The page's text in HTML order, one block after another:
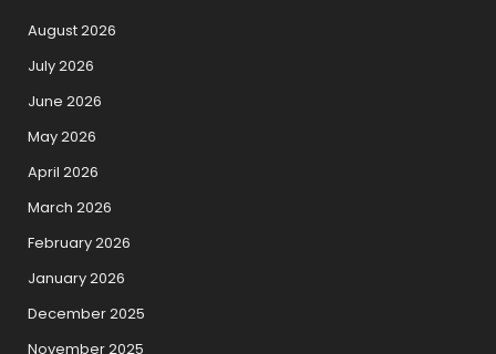
August 2026
July 2026
June 2026
May 2026
April 2026
March 2026
February 2026
January 2026
December 2025
November 2025